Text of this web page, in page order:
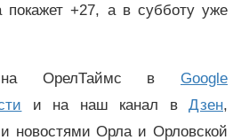
покажет +27, а в субботу уже
на ОрелТаймс в Google
и на наш канал вДзен,
новостями Орла и Орловской